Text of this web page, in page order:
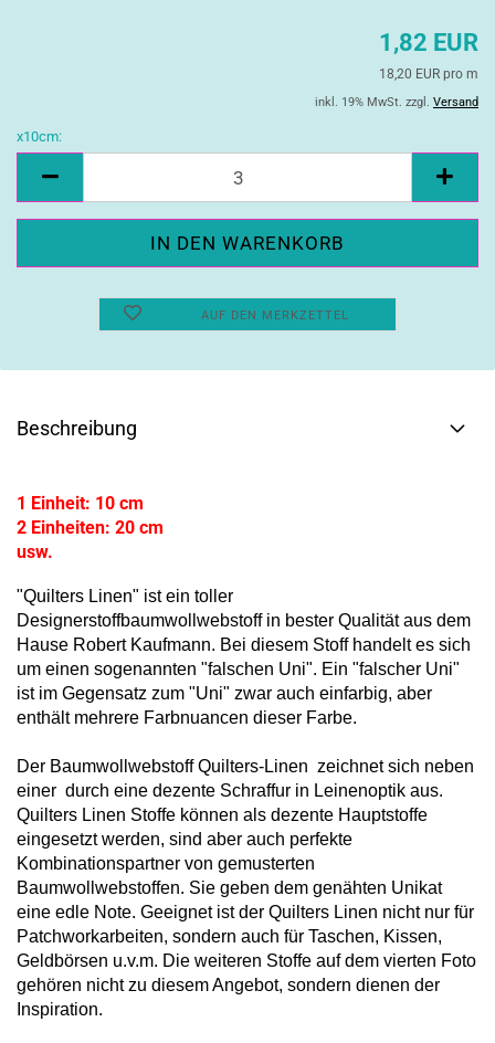
1,82 EUR
18,20 EUR pro m
inkl. 19% MwSt. zzgl. Versand
x10cm:
AUF DEN MERKZETTEL
Beschreibung
1 Einheit: 10 cm
2 Einheiten: 20 cm
usw.
"Quilters Linen" ist ein toller
Designerstoffbaumwollwebstoff in bester Qualität aus dem
Hause Robert Kaufmann. Bei diesem Stoff handelt es sich
um einen sogenannten "falschen Uni". Ein "falscher Uni"
ist im Gegensatz zum "Uni" zwar auch einfarbig, aber
enthält mehrere Farbnuancen dieser Farbe.
Der Baumwollwebstoff Quilters-Linen zeichnet sich neben
einer durch eine dezente Schraffur in Leinenoptik aus.
Quilters Linen Stoffe können als dezente Hauptstoffe
eingesetzt werden, sind aber auch perfekte
Kombinationspartner von gemusterten
Baumwollwebstoffen. Sie geben dem genähten Unikat
eine edle Note. Geeignet ist der Quilters Linen nicht nur für
Patchworkarbeiten, sondern auch für Taschen, Kissen,
Geldbörsen u.v.m. Die weiteren Stoffe auf dem vierten Foto
gehören nicht zu diesem Angebot, sondern dienen der
Inspiration.